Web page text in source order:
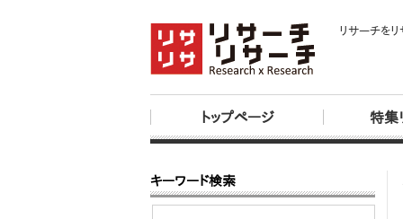
リサーチを
トップページ 特集
キーワード検索